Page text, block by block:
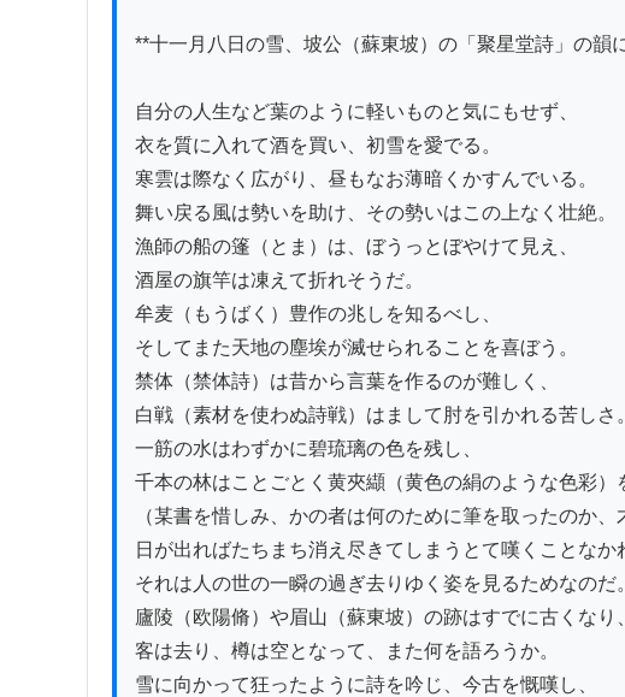
**十一月八日の雪、坡公（蘇東坡）の「聚星堂詩」の韻
自分の人生など葉のように軽いものと気にもせず、
衣を質に入れて酒を買い、初雪を愛でる。
寒雲は際なく広がり、昼もなお薄暗くかすんでいる。
舞い戻る風は勢いを助け、その勢いはこの上なく壮絶。
漁師の船の篷（とま）は、ぼうっとぼやけて見え、
酒屋の旗竿は凍えて折れそうだ。
牟麦（もうばく）豊作の兆しを知るべし、
そしてまた天地の塵埃が滅せられることを喜ぼう。
禁体（禁体詩）は昔から言葉を作るのが難しく、
白戦（素材を使わぬ詩戦）はまして肘を引かれる苦しさ。
一筋の水はわずかに碧琉璃の色を残し、
千本の林はことごとく黄夾纈（黄色の絹のような色彩）
（某書を惜しみ、かの者は何のために筆を取ったのか、
日が出ればたちまち消え尽きてしまうとて嘆くことなか
それは人の世の一瞬の過ぎ去りゆく姿を見るためなのだ。
廬陵（欧陽脩）や眉山（蘇東坡）の跡はすでに古くなり、
客は去り、樽は空となって、また何を語ろうか。
雪に向かって狂ったように詩を吟じ、今古を慨嘆し、